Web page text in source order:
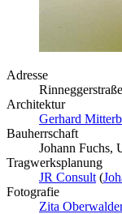
Adresse
Architektur
Gerhard
Bauherrschaft
Johann Fuchs,
Tragwerksplanung
JR Consult (
Fotografie
Zita